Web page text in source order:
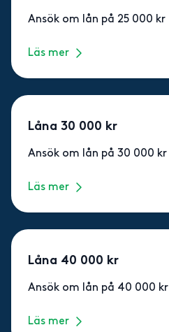
Ansök om lån på 25 000 kr
Läs mer
Låna 30 000 kr
Ansök om lån på 30 000 kr
Läs mer
Låna 40 000 kr
Ansök om lån på 40 000 kr
Läs mer